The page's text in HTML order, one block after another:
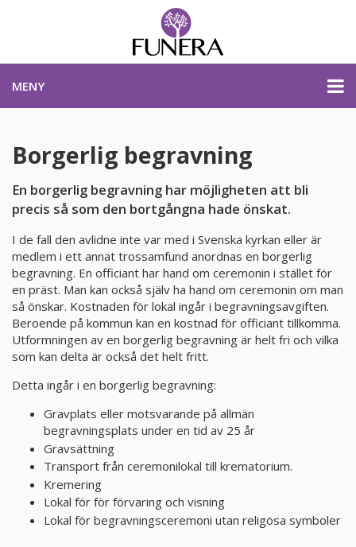
MENY
PLANERA BEGRAVNING
KONTAKTA OSS
STARTSIDA
PLANERA BEGRAVNING
PRODUKTER & PRISER
OM BEGRAVNINGAR
JURIDIK
GÄST
Borgerlig begravning
En borgerlig begravning har möjligheten att bli
precis så som den bortgångna hade önskat.
I de fall den avlidne inte var med i Svenska kyrkan eller är
medlem i ett annat trossamfund anordnas en borgerlig
begravning. En officiant har hand om ceremonin i stället för
en präst. Man kan också själv ha hand om ceremonin om man
så önskar. Kostnaden för lokal ingår i begravningsavgiften.
Beroende på kommun kan en kostnad för officiant tillkomma.
Utformningen av en borgerlig begravning är helt fri och vilka
som kan delta är också det helt fritt.
Detta ingår i en borgerlig begravning:
Gravplats eller motsvarande på allmän
begravningsplats under en tid av 25 år
Gravsättning
Transport från ceremonilokal till krematorium.
Kremering
Lokal för för förvaring och visning
Lokal för begravningsceremoni utan religösa symboler